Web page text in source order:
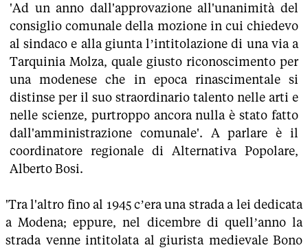
'Ad un anno dall'approvazione all'unanimità del
consiglio comunale della mozione in cui chiedevo
al sindaco e alla giunta l’intitolazione di una via a
Tarquinia Molza, quale giusto riconoscimento per
una modenese che in epoca rinascimentale si
distinse per il suo straordinario talento nelle arti e
nelle scienze, purtroppo ancora nulla è stato fatto
dall'amministrazione comunale'. A parlare è il
coordinatore regionale di Alternativa Popolare,
Alberto Bosi.
'Tra l'altro fino al 1945 c’era una strada a lei dedicata
a Modena; eppure, nel dicembre di quell’anno la
strada venne intitolata al giurista medievale Bono